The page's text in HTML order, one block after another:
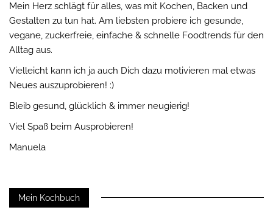
Mein Herz schlägt für alles, was mit Kochen, Backen und
Gestalten zu tun hat. Am liebsten probiere ich gesunde,
vegane, zuckerfreie, einfache & schnelle Foodtrends für den
Alltag aus.
Vielleicht kann ich ja auch Dich dazu motivieren mal etwas
Neues auszuprobieren! :)
Bleib gesund, glücklich & immer neugierig!
Viel Spaß beim Ausprobieren!
Manuela
Mein Kochbuch